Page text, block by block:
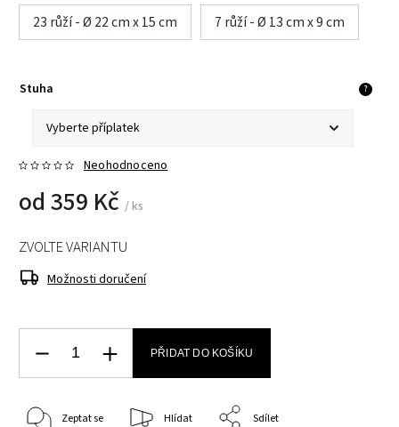
23 růží - Ø 22 cm x 15 cm 7 růží - Ø 13 cm x 9 cm
Stuha ?
Neohodnoceno
od 359 Kč / ks
ZVOLTE VARIANTU
Možnosti doručení
PŘIDAT DO KOŠÍKU
Zeptat se Hlídat Sdílet